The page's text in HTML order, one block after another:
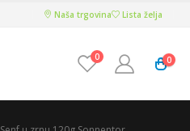
Naša trgovina Lista želja
0 0